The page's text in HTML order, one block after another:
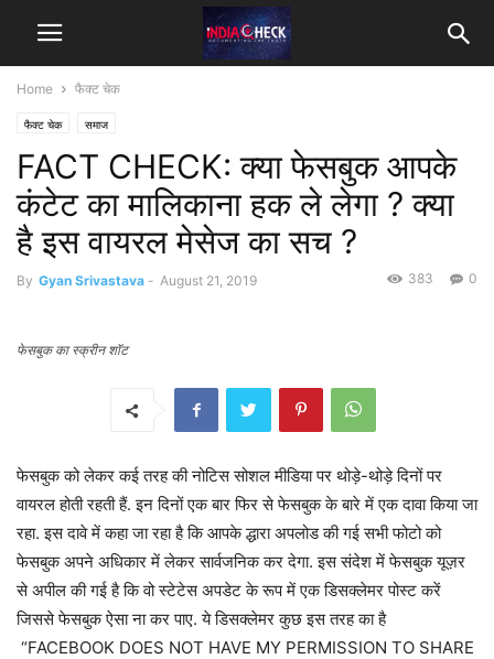
Home फैक्ट चेक
फैक्ट चेक समाज
FACT CHECK: क्या फेसबुक आपके
कंटेट का मालिकाना हक ले लेगा ? क्या
है इस वायरल मेसेज का सच ?
By Gyan Srivastava - August 21, 2019 0
383
फेसबुक का स्क्रीन शॉट
फेसबुक को लेकर कई तरह की नोटिस सोशल मीडिया पर थोड़े-थोड़े दिनों पर
वायरल होती रहती हैं. इन दिनों एक बार फिर से फेसबुक के बारे में एक दावा किया जा
रहा. इस दावे में कहा जा रहा है कि आपके द्धारा अपलोड की गई सभी फोटो को
फेसबुक अपने अधिकार में लेकर सार्वजनिक कर देगा. इस संदेश में फेसबुक यूज़र
से अपील की गई है कि वो स्टेटेस अपडेट के रूप में एक डिसक्लेमर पोस्ट करें
जिससे फेसबुक ऐसा ना कर पाए. ये डिसक्लेमर कुछ इस तरह का है
“FACEBOOK DOES NOT HAVE MY PERMISSION TO SHARE